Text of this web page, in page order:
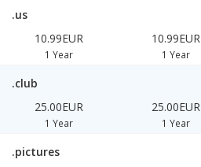
.us
10.99EUR
1 Year
10.99EUR
1 Year
.club
25.00EUR
1 Year
25.00EUR
1 Year
.pictures